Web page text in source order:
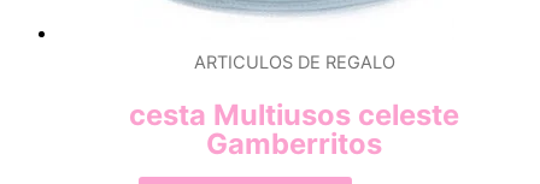
ARTICULOS DE REGALO
cesta Multiusos celeste
Gamberritos